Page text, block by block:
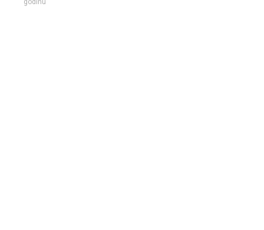
godinu